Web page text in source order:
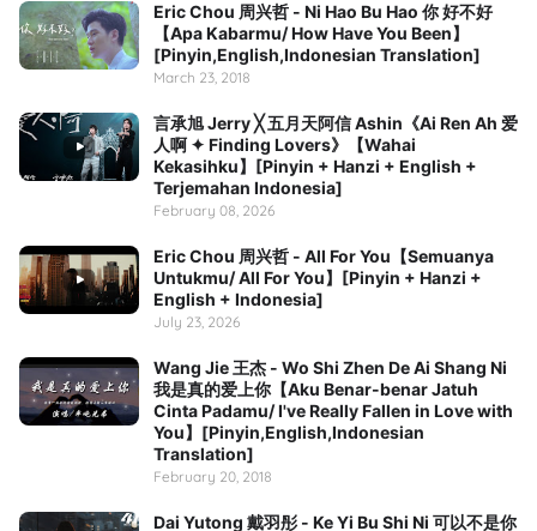
Eric Chou 周兴哲 - Ni Hao Bu Hao 你 好不好
【Apa Kabarmu/ How Have You Been】
[Pinyin,English,Indonesian Translation]
March 23, 2018
言承旭 Jerry ╳ 五月天阿信 Ashin《Ai Ren Ah 爱
人啊 ✦ Finding Lovers》【Wahai
Kekasihku】[Pinyin + Hanzi + English +
Terjemahan Indonesia]
February 08, 2026
Eric Chou 周兴哲 - All For You【Semuanya
Untukmu/ All For You】[Pinyin + Hanzi +
English + Indonesia]
July 23, 2026
Wang Jie 王杰 - Wo Shi Zhen De Ai Shang Ni
我是真的爱上你【Aku Benar-benar Jatuh
Cinta Padamu/ I've Really Fallen in Love with
You】[Pinyin,English,Indonesian
Translation]
February 20, 2018
Dai Yutong 戴羽彤 - Ke Yi Bu Shi Ni 可以不是你